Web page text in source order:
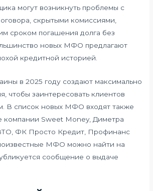
могут возникнуть проблемы с
скрытыми комиссиями,
сроком погашения долга без
новых МФО предлагают
кредитной историей.
в 2025 году создают максимально
чтобы заинтересовать клиентов
В список новых МФО входят также
компании Sweet Money, Диметра
ФК Просто Кредит, Профинанс
МФО можно найти на
сообщение о выдаче